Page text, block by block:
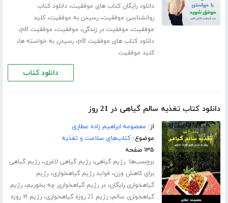
دانلود رایگان کتاب های موفقیت،دانلود کتاب
روانشناسی موفقیت،رسیدن به موفقیت،کلید
موفقیت، موفقیت در زندگی، موفقیت، موفقیت pdf ،
دانلود کتاب های موفقیت pdf ،رسیدن به خواسته ها،
کلید موفقیت
دانلود کتاب
دانلود کتاب تغذیه سالم گیاهی در 21 روز
از: معصومه ابراهیم زاده عطاری
موضوع:کتاب‌های سلامت و تغذیه
۱۳۵ صفحه
برچسب‌ها:رژیم گیاهی،رژیم گیاهی لاغری،رژیم گیاهی
برای کاهش وزن، فواید رژیم گیاهخواری،رژیم
گیاهخواری رایگان،در رژیم گیاهخواری چه بخوریم،رژیم
گیاهخواری سالم،رژیم 21 روزه گیاهخواری ،
رژیم ۲۱ روزه